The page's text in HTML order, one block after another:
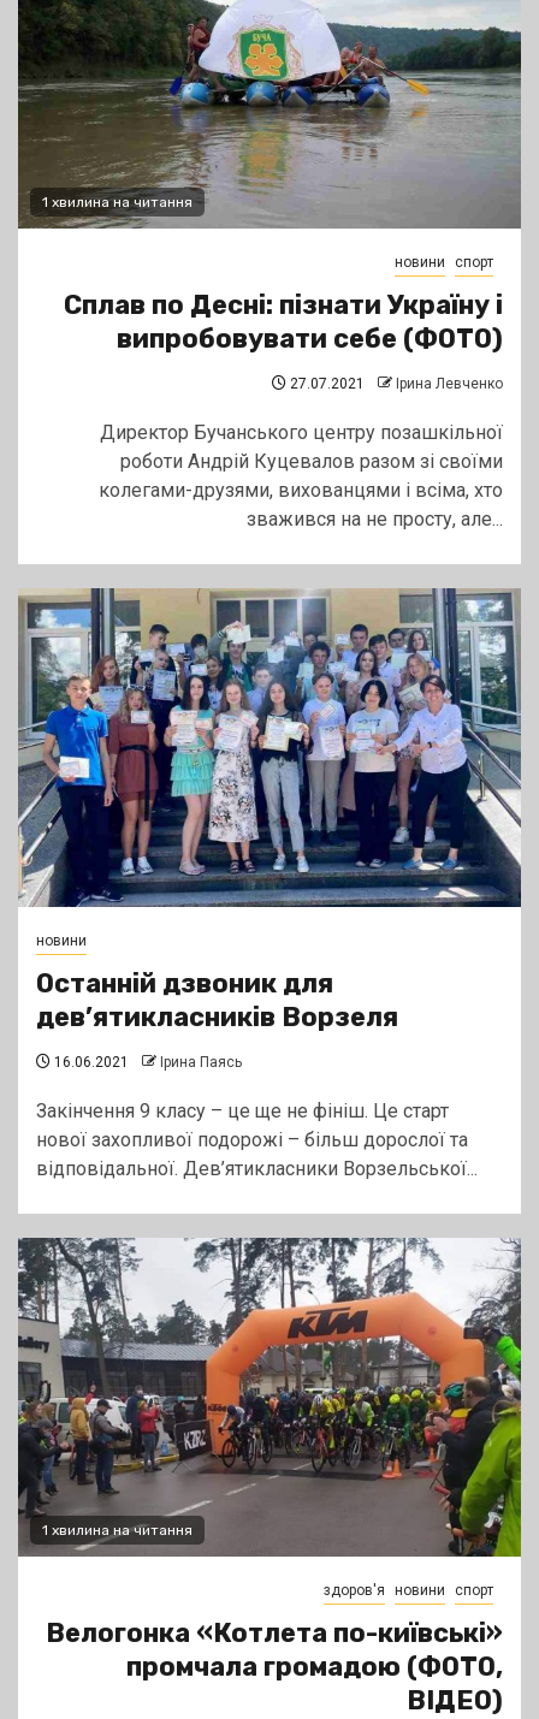
1 хвилина на читання
новини спорт
Сплав по Десні: пізнати Україну і
випробовувати себе (ФОТО)
27.07.2021 Ірина Левченко
Директор Бучанського центру позашкільної
роботи Андрій Куцевалов разом зі своїми
колегами-друзями, вихованцями і всіма, хто
зважився на не просту, але...
новини
Останній дзвоник для
дев’ятикласників Ворзеля
16.06.2021 Ірина Паясь
Закінчення 9 класу – це ще не фініш. Це старт
нової захопливої подорожі – більш дорослої та
відповідальної. Дев’ятикласники Ворзельської...
1 хвилина на читання
здоров'я новини спорт
Велогонка «Котлета по-київські»
промчала громадою (ФОТО,
ВІДЕО)